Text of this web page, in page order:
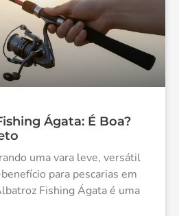
Ágata: É Boa?
uma vara leve, versátil
para pescarias em
Fishing Ágata é uma